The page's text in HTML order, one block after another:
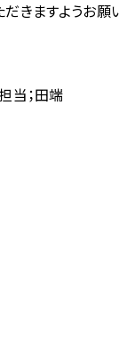
きますようお願
当；田端